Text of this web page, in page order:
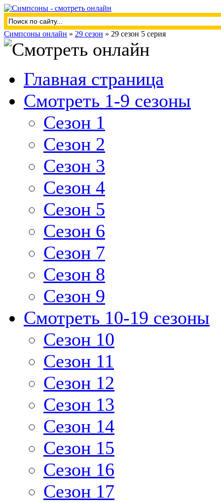
Симпсоны онлайн » 29 сезон » 29 сезон 5 серия
Главная страница
Смотреть 1-9 сезоны
Сезон 1
Сезон 2
Сезон 3
Сезон 4
Сезон 5
Сезон 6
Сезон 7
Сезон 8
Сезон 9
Смотреть 10-19 сезоны
Сезон 10
Сезон 11
Сезон 12
Сезон 13
Сезон 14
Сезон 15
Сезон 16
Сезон 17